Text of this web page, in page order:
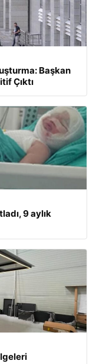
Başkan
Çıktı
9 aylık